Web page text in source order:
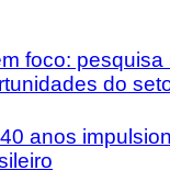
foco: pesquisa
do
anos